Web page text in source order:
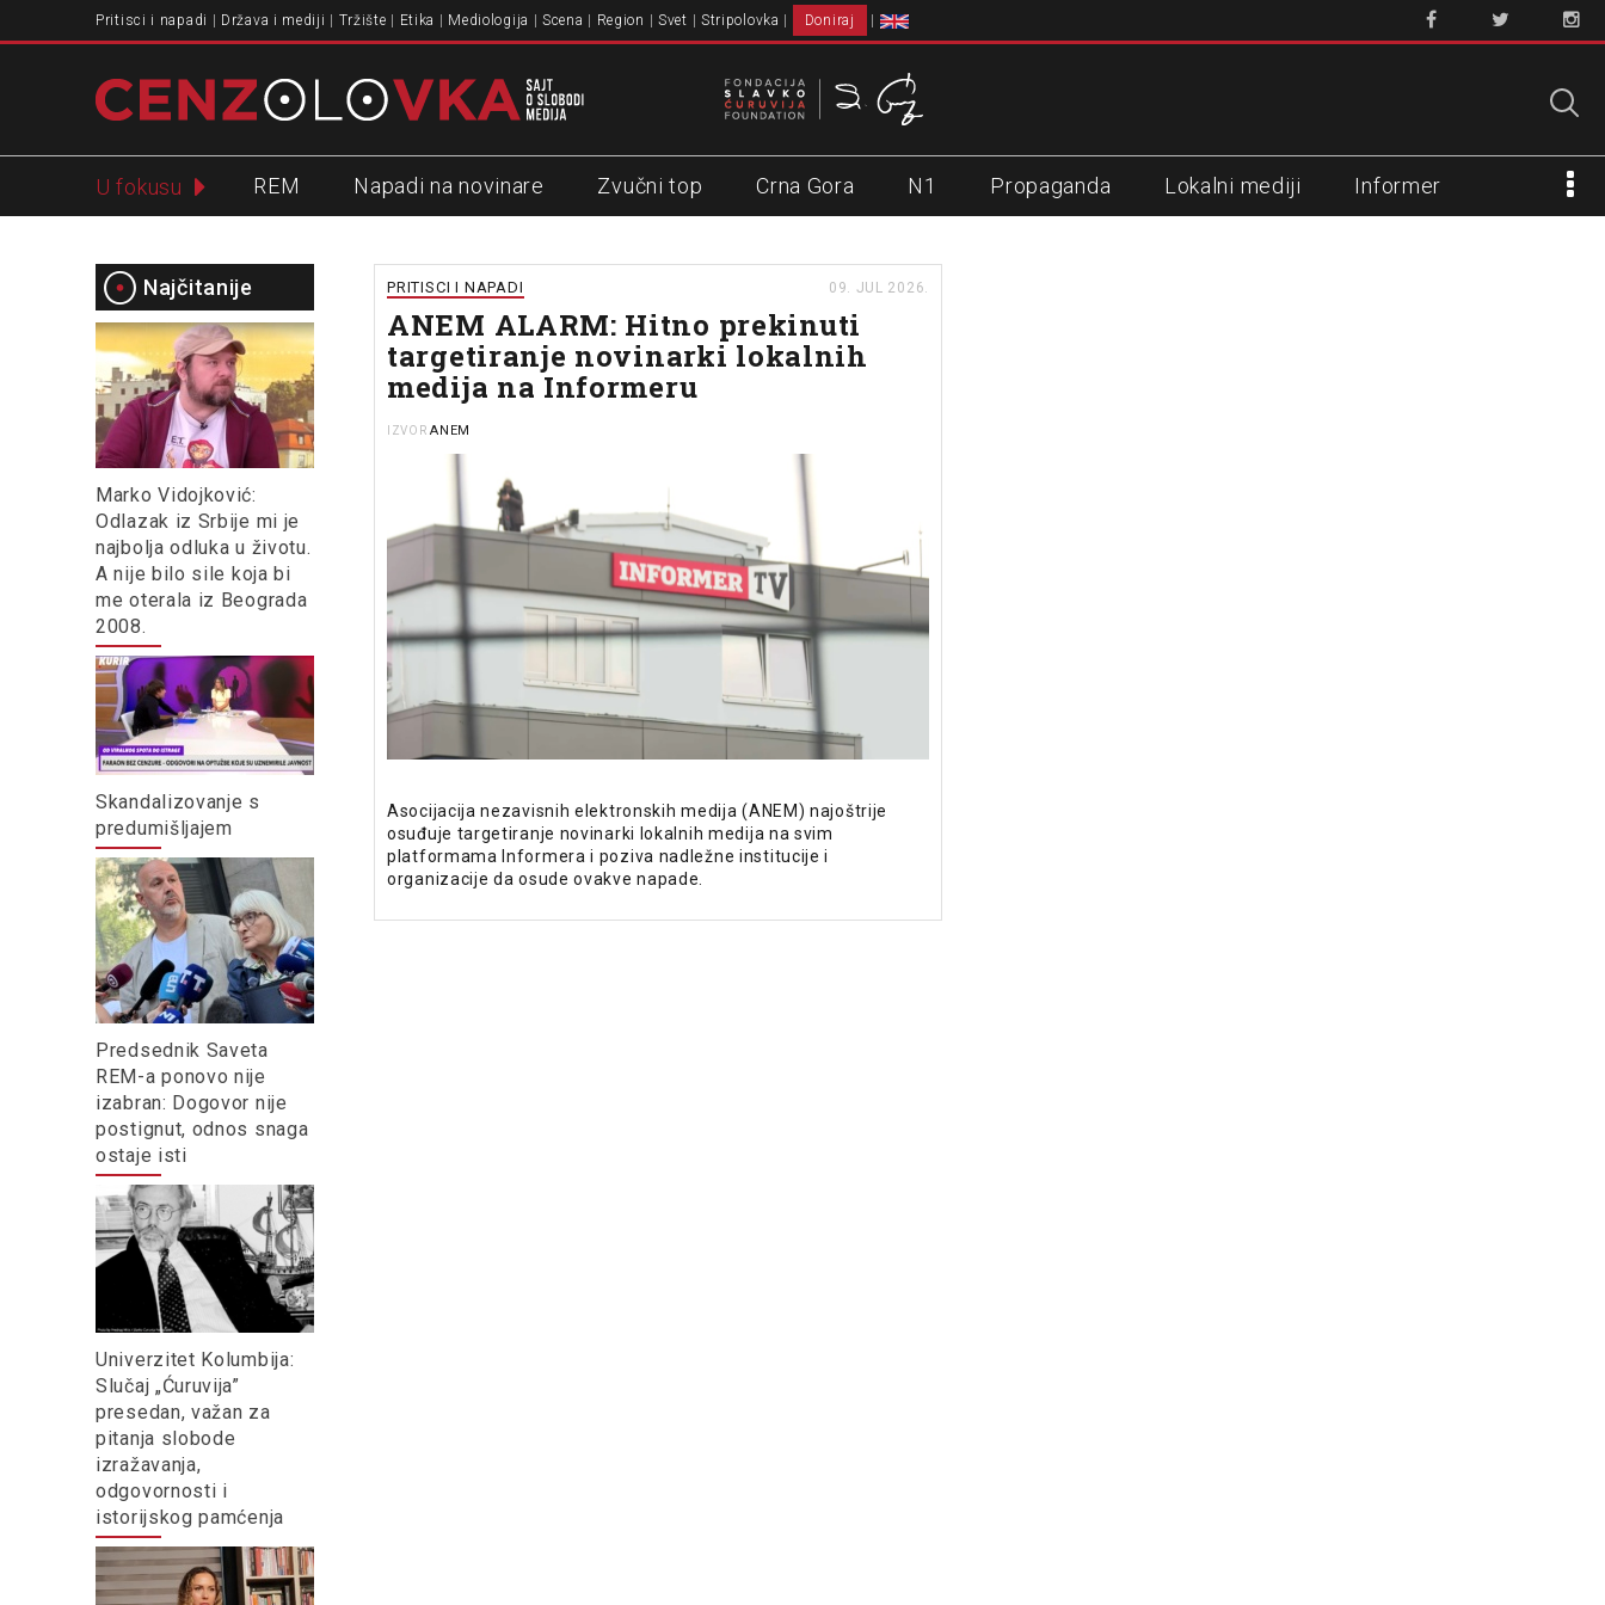
Pritisci i napadi Država i mediji Tržište Etika Mediologija Scena Region Svet Stripolovka Doniraj
U fokusu REM Napadi na novinare Zvučni top Crna Gora N1 Propaganda Lokalni mediji Informer
Najčitanije
Marko Vidojković:
Odlazak iz Srbije mi je
najbolja odluka u životu.
A nije bilo sile koja bi
me oterala iz Beograda
2008.
Skandalizovanje s
predumišljajem
Predsednik Saveta
REM-a ponovo nije
izabran: Dogovor nije
postignut, odnos snaga
ostaje isti
Univerzitet Kolumbija:
Slučaj „Ćuruvija”
presedan, važan za
pitanja slobode
izražavanja,
odgovornosti i
istorijskog pamćenja
PRITISCI I NAPADI 09. JUL 2026.
ANEM ALARM: Hitno prekinuti
targetiranje novinarki lokalnih
medija na Informeru
IZVOR ANEM
Asocijacija nezavisnih elektronskih medija (ANEM) najoštrije
osuđuje targetiranje novinarki lokalnih medija na svim
platformama Informera i poziva nadležne institucije i
organizacije da osude ovakve napade.